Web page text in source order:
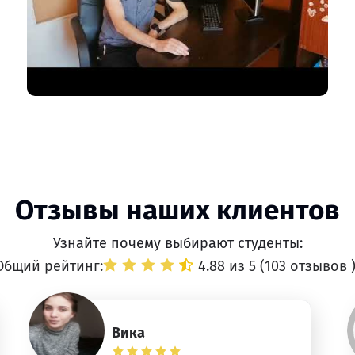
Отзывы наших клиентов
Узнайте почему выбирают студенты:
рейтинг:
4.88 из 5 (103 отзывов )
Вика